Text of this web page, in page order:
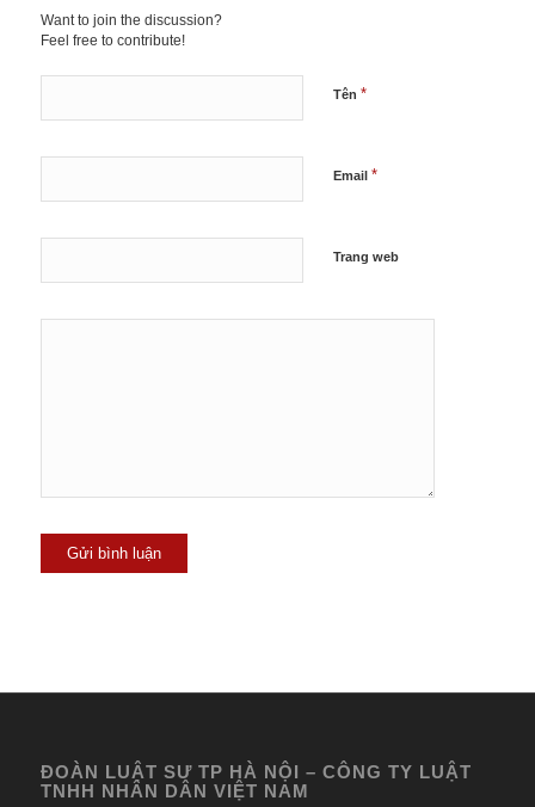
Want to join the discussion?
Feel free to contribute!
Tên *
Email *
Trang web
ĐOÀN LUẬT SƯ TP HÀ NỘI – CÔNG TY LUẬT
TNHH NHÂN DÂN VIỆT NAM